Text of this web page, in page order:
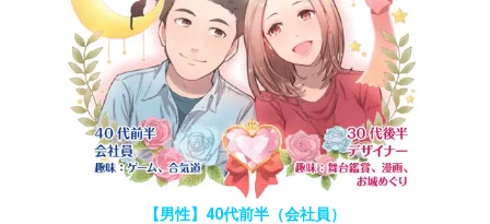
【男性】40代前半（会社員）